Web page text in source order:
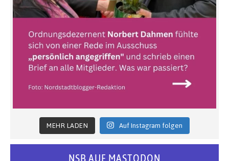
MEHR LADEN Auf Instagram folgen
NSB AUF MASTODON